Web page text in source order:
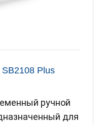
Plus
ручной
для